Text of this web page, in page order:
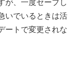
が、一度セーブし
いでいるときは活
ートで変更されな